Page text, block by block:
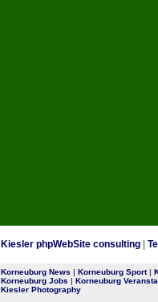
Kiesler phpWebSite consulting
Korneuburg News | Korneuburg Sport|
Korneuburg Jobs | Korneuburg
Kiesler Photography